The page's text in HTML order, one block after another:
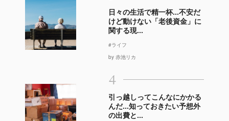
日々の生活で精一杯…不安だ
けど動けない「老後資金」に
関する現...
#ライフ
by 赤池リカ
4
引っ越しってこんなにかかる
んだ…知っておきたい予想外
の出費と...